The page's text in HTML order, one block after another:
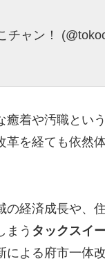
チャン！
癒着や汚職という
革を経ても依然
の経済成長や、
まう タックスイ
による府市一体改